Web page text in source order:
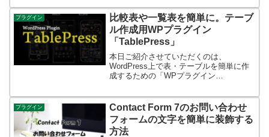
『CloudSecure WP Security』をインスト
ールするかどうかが選べるため、なか
に...
プラグイン
比較表や一覧表を簡単に。テーブ
ル作成用WPプラグイン
「TablePress」
本日ご紹介させていただくのは、
WordPress上で表・テーブルを簡単に作
成するための「WPプラグイン
がに「Excel」とまではいきませんが、ま
さに「Word」で作成するような感覚であ
っという間...
プラグイン
Contact Form 7のお問い合わせ
フォームの文字を簡単に装飾する
方法